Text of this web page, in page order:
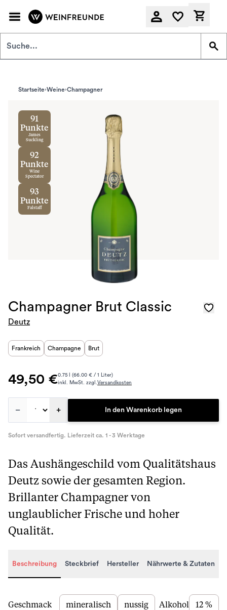
Startseite Weine Champagner
91
Punkte
James
Suckling
92
Punkte
Wine
Spectator
93
Punkte
Falstaff
Champagner Brut Classic
Deutz
Frankreich Champagne Brut
49,50 €0.75 l (66.00 € / 1 Liter)
inkl. MwSt. zzgl.Versandkosten
– + In den Warenkorb legen
Sofort versandfertig. Lieferzeit ca. 1 - 3 Werktage
Das Aushängeschild vom Qualitätshaus
Deutz sowie der gesamten Region.
Brillanter Champagner von
unglaublicher Frische und hoher
Qualität.
Beschreibung Steckbrief Hersteller Nährwerte & Zutaten
Beschreibung
Geschmack mineralisch nussig Alkohol 12 %